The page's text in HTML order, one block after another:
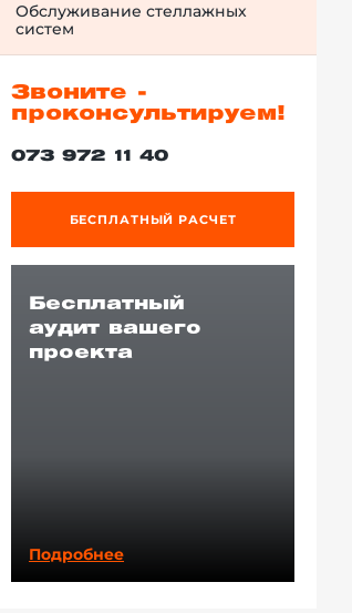
Обслуживание стеллажных
систем
Звоните -
проконсультируем!
073 972 11 40
БЕСПЛАТНЫЙ РАСЧЕТ
Бесплатный
аудит вашего
проекта
Подробнее